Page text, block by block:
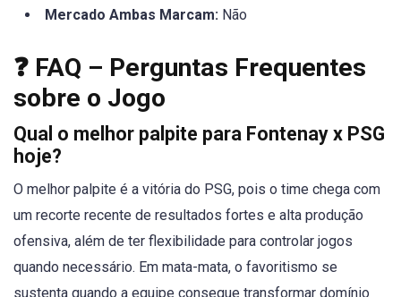
Mercado Ambas Marcam: Não
❓ FAQ – Perguntas Frequentes
sobre o Jogo
Qual o melhor palpite para Fontenay x PSG
hoje?
O melhor palpite é a vitória do PSG, pois o time chega com
um recorte recente de resultados fortes e alta produção
ofensiva, além de ter flexibilidade para controlar jogos
quando necessário. Em mata-mata, o favoritismo se
sustenta quando a equipe consegue transformar domínio